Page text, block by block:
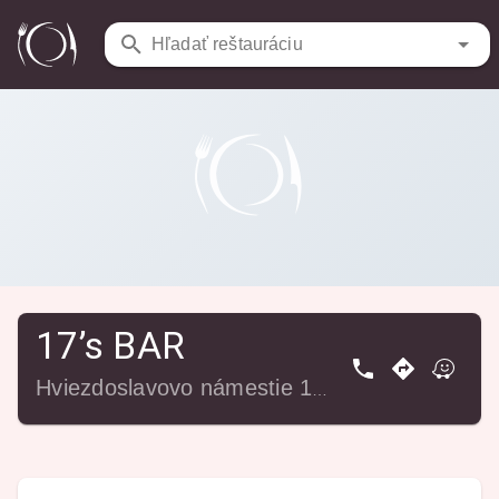
Hľadať reštauráciu
Reštaurácie / 17’s BAR
17’s BAR